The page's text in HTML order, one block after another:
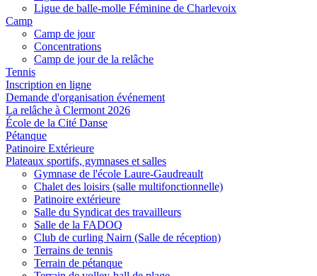
Ligue de balle-molle Féminine de Charlevoix
Camp
Camp de jour
Concentrations
Camp de jour de la relâche
Tennis
Inscription en ligne
Demande d'organisation événement
La relâche à Clermont 2026
École de la Cité Danse
Pétanque
Patinoire Extérieure
Plateaux sportifs, gymnases et salles
Gymnase de l'école Laure-Gaudreault
Chalet des loisirs (salle multifonctionnelle)
Patinoire extérieure
Salle du Syndicat des travailleurs
Salle de la FADOQ
Club de curling Nairn (Salle de réception)
Terrains de tennis
Terrain de pétanque